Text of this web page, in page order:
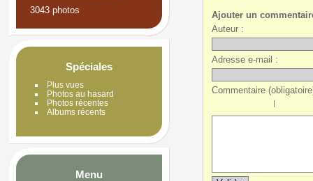
3043 photos
Spéciales
Plus vues
Photos au hasard
Photos récentes
Albums récents
Menu
Ajouter un
Auteur :
Adresse e-mail :
Commentaire
|